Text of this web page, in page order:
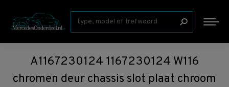
Zoeken:
A1167230124 1167230124 W116
chromen deur chassis slot plaat chroom